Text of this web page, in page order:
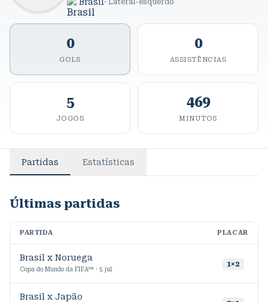
· Lateral-esquerdo
0
GOLS
0
ASSISTÊNCIAS
5
JOGOS
469
MINUTOS
Partidas Estatísticas
Últimas partidas
PARTIDA PLACAR
Brasil x Noruega
Copa do Mundo da FIFA™ · 5 jul
1×2
Brasil x Japão